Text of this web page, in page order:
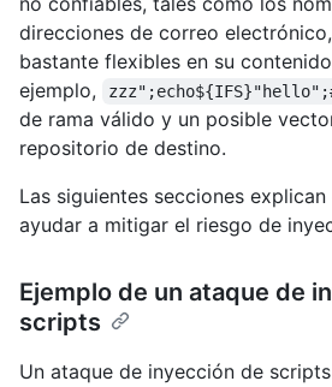
direcciones de correo
bastante flexibles en su
ejemplo,
de rama válido y un posible
repositorio de destino.
Las siguientes secciones
ayudar a mitigar el riesgo de
Ejemplo de un ataque de
scripts
Un ataque de inyección de